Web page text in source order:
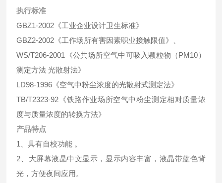
执行标准
GBZ1-2002《工业企业设计卫生标准》
GBZ2-2002《工作场所有害因素职业接触限值》、
WS/T206-2001《公共场所空气中可吸入颗粒物（PM10）
测定方法 光散射法》
LD98-1996《空气中粉尘浓度的光散射式测定法》
TB/T2323-92《铁路作业场所空气中粉尘测定相对质量浓
度与质量浓度的转换方法》
产品特点
1、具有自校功能 。
2、大屏幕液晶中文显示，显示内容丰富，液晶带蓝色背
光，方便夜间应用。